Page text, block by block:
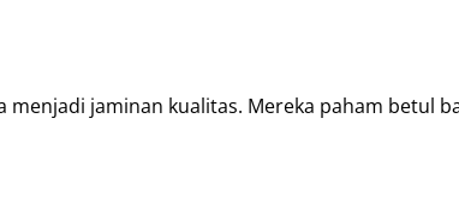
jaminan kualitas. Mereka paham betul